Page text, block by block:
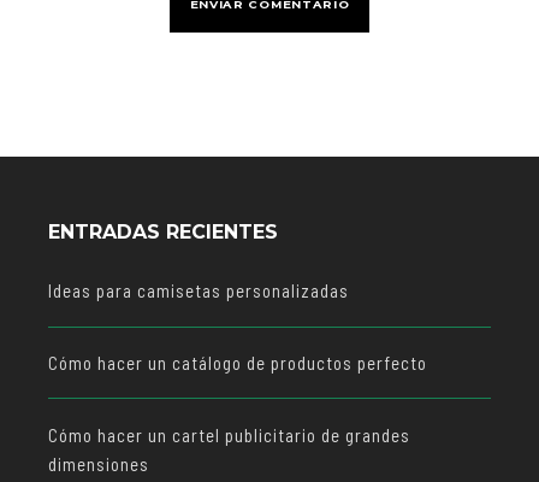
ENTRADAS RECIENTES
Ideas para camisetas personalizadas
Cómo hacer un catálogo de productos perfecto
Cómo hacer un cartel publicitario de grandes
dimensiones